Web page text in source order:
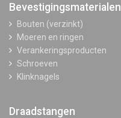
Bevestigingsmaterialen
Bouten (verzinkt)
Moeren en ringen
Verankeringsproducten
Schroeven
Klinknagels
Draadstangen